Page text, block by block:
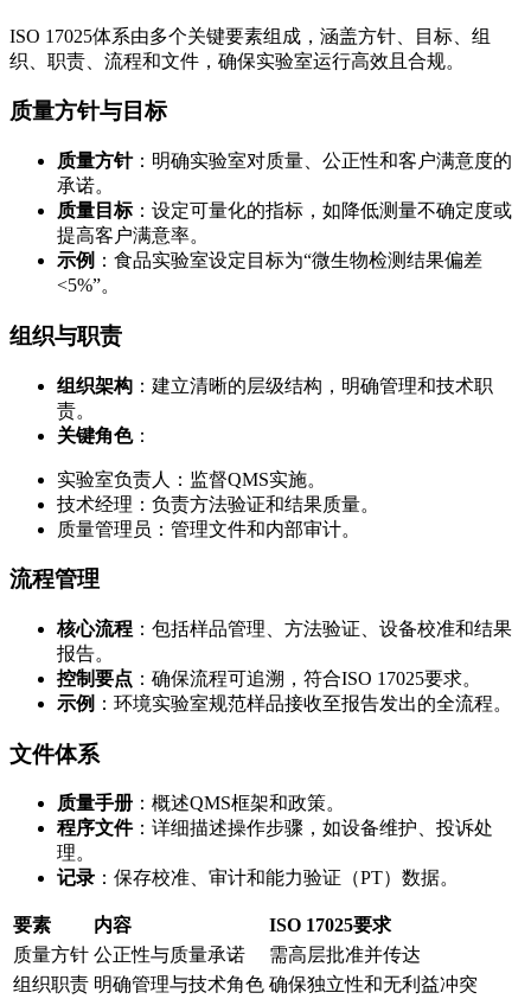
ISO 17025体系由多个关键要素组成，涵盖方针、目标、组
织、职责、流程和文件，确保实验室运行高效且合规。
质量方针与目标
质量方针：明确实验室对质量、公正性和客户满意度的
承诺。
质量目标：设定可量化的指标，如降低测量不确定度或
提高客户满意率。
示例 ：食品实验室设定目标为“微生物检测结果偏差
<5%”。
组织与职责
组织架构 ：建立清晰的层级结构，明确管理和技术职
责。
关键角色：
实验室负责人：监督QMS实施。
技术经理：负责方法验证和结果质量。
质量管理员：管理文件和内部审计。
流程管理
核心流程 ：包括样品管理、方法验证、设备校准和结果
报告。
控制要点 ：确保流程可追溯，符合ISO 17025要求。
示例 ：环境实验室规范样品接收至报告发出的全流程。
文件体系
质量手册 ：概述QMS框架和政策。
程序文件：详细描述操作步骤，如设备维护、投诉处
理。
记录 ：保存校准、审计和能力验证（PT）数据。
要素 内容
ISO 17025要求
质量方针 公正性与质量承诺
需高层批准并传达
组织职责 明确管理与技术角色 确保独立性和无利益冲突